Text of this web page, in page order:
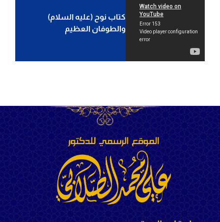
كتاب نوح (عليه السلام)
والطوفان العظيم